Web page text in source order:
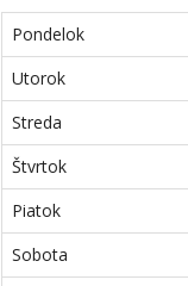
Pondelok
Utorok
Streda
Štvrtok
Piatok
Sobota